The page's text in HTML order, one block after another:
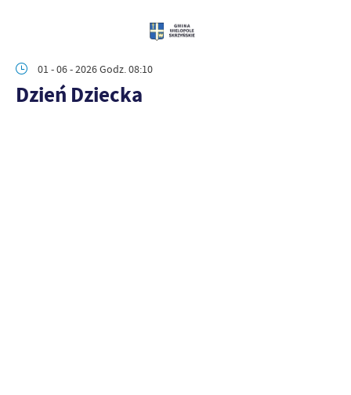
01 - 06 - 2026 Godz. 08:10
Dzień Dziecka